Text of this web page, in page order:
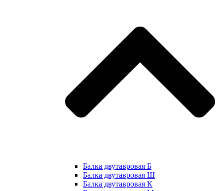
Балка двутавровая Б
Балка двутавровая Ш
Балка двутавровая К